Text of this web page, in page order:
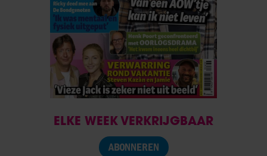
ELKE WEEK VERKRIJGBAAR
ABONNEREN